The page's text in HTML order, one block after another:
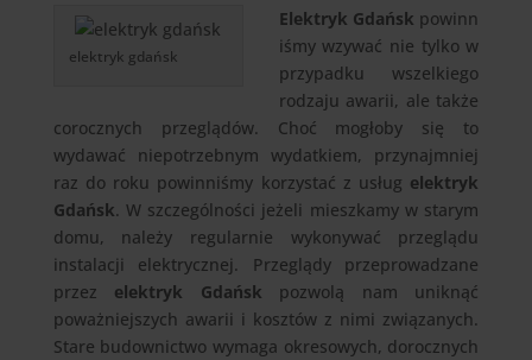
elektryk gdańsk
Elektryk Gdańsk powinn
iśmy wzywać nie tylko w
przypadku wszelkiego
rodzaju awarii, ale także
corocznych przeglądów. Choć mogłoby się to
wydawać niepotrzebnym wydatkiem, przynajmniej
raz do roku powinniśmy korzystać z usług elektryk
Gdańsk. W szczególności jeżeli mieszkamy w starym
domu, należy regularnie wykonywać przeglądu
instalacji elektrycznej. Przeglądy przeprowadzane
przez elektryk Gdańsk pozwolą nam uniknąć
poważniejszych awarii i kosztów z nimi związanych.
Stare budownictwo wymaga okresowych, dorocznych